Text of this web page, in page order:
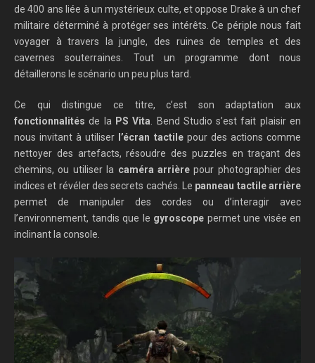
de 400 ans liée à un mystérieux culte, et oppose Drake à un chef
militaire déterminé à protéger ses intérêts. Ce périple nous fait
voyager à travers la jungle, des ruines de temples et des
cavernes souterraines. Tout un programme dont nous
détaillerons le scénario un peu plus tard.
Ce qui distingue ce titre, c’est son adaptation aux
fonctionnalités de la PS Vita. Bend Studio s’est fait plaisir en
nous invitant à utiliser l’écran tactilepour des actions comme
nettoyer des artefacts, résoudre des puzzles en traçant des
chemins, ou utiliser la caméra arrièrepour photographier des
indices et révéler des secrets cachés. Le panneau tactile arrière
permet de manipuler des cordes ou d’interagir avec
l’environnement, tandis que le gyroscope permet une visée en
inclinant la console.